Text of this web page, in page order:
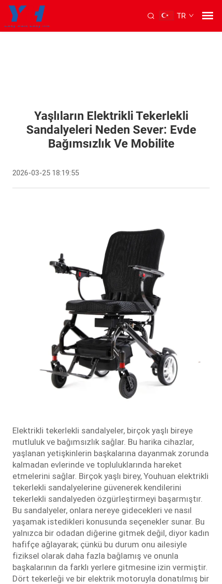
TR
Yaşlıların Elektrikli Tekerlekli
Sandalyeleri Neden Sever: Evde
Bağımsızlık Ve Mobilite
2026-03-25 18:19:55
Elektrikli tekerlekli sandalyeler, birçok yaşlı bireye
mutluluk ve bağımsızlık sağlar. Bu harika cihazlar,
yaşlanan yetişkinlerin başkalarına dayanmak zorunda
kalmadan evlerinde ve topluluklarında hareket
etmelerini sağlar. Birçok yaşlı birey, Youhuan elektrikli
tekerlekli sandalyelerine güvenerek kendilerini
tekerlekli sandalyeden özgürleştirmeyi başarmıştır.
Bu sandalyeler, onlara nereye gidecekleri ve nasıl
yaşamak istedikleri konusunda seçenekler sunar. Bu
yalnızca bir odadan diğerine gitmek değil, diyor kadın
hafifçe ağlayarak; çünkü bu durum onu ailesiyle
fiziksel olarak daha fazla bağlamış ve onunla
başkalarının da farklı yerlere gitmesine izin vermiştir.
Dört tekerleği ve bir elektrik motoruyla donatılmış bir